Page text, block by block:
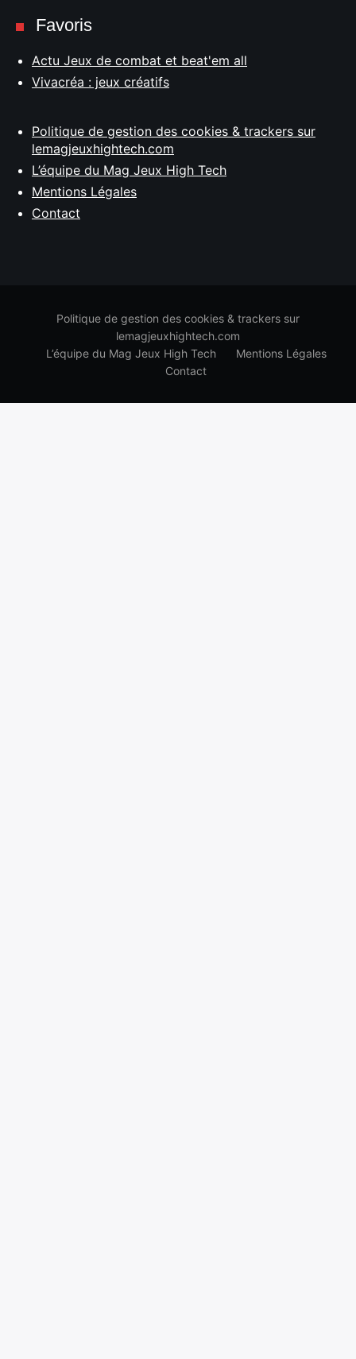
Favoris
Actu Jeux de combat et beat'em all
Vivacréa : jeux créatifs
Politique de gestion des cookies & trackers sur
lemagjeuxhightech.com
L’équipe du Mag Jeux High Tech
Mentions Légales
Contact
Politique de gestion des cookies & trackers sur
lemagjeuxhightech.com
L’équipe du Mag Jeux High Tech
Mentions Légales
Contact